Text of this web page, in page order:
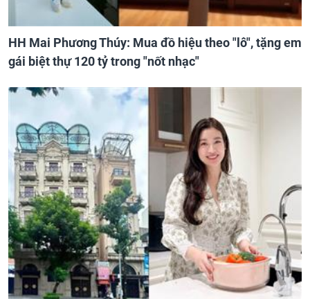
HH Mai Phương Thúy: Mua đồ hiệu theo "lô", tặng em
gái biệt thự 120 tỷ trong "nốt nhạc"